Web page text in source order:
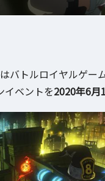
バトルロイヤルゲー
イベントを2020年6月